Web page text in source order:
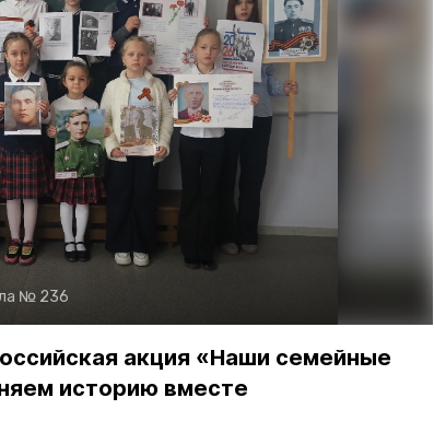
№ 236
акция «Наши семейные
историю вместе